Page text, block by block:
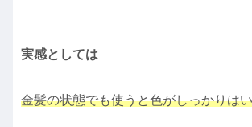
実感としては
金髪の状態でも使うと色がしっかりは